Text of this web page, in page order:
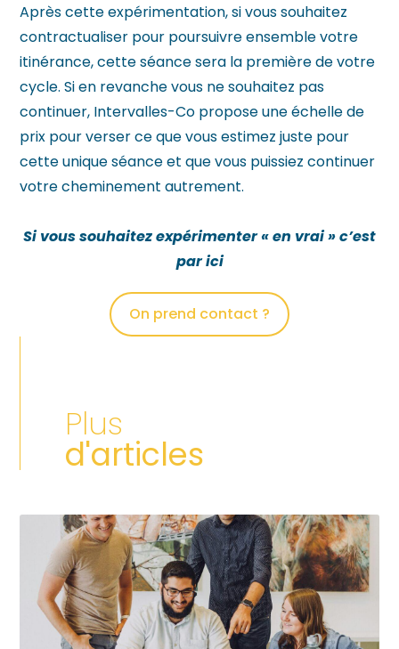
Après cette expérimentation, si vous souhaitez
contractualiser pour poursuivre ensemble votre
itinérance, cette séance sera la première de votre
cycle. Si en revanche vous ne souhaitez pas
continuer, Intervalles-Co propose une échelle de
prix pour verser ce que vous estimez juste pour
cette unique séance et que vous puissiez continuer
votre cheminement autrement.
Si vous souhaitez expérimenter « en vrai » c’est
par ici
On prend contact ?
Plus
d'articles